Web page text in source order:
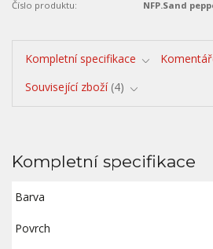
Číslo produktu: NFP.Sand
Kompletní specifikace
Související zboží 4
Kompletní specifikace
Barva
Povrch